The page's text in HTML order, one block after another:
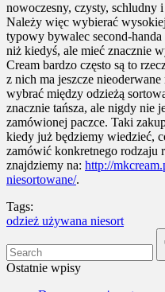
nowoczesny, czysty, schludny
Należy więc wybierać
typowy bywalec second-
niż kiedyś, ale mieć znacznie
Cream bardzo często są to
z nich ma jeszcze
wybrać między odzieżą
znacznie tańsza, ale nigdy nie
zamówionej paczce. Taki
kiedy już będziemy wiedzieć,
zamówić konkretnego rodzaju
znajdziemy na: http://
niesortowane/.
Tags:
odzież używana niesort
Ostatnie wpisy